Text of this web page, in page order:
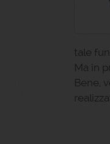
tale
Ma in
Bene,